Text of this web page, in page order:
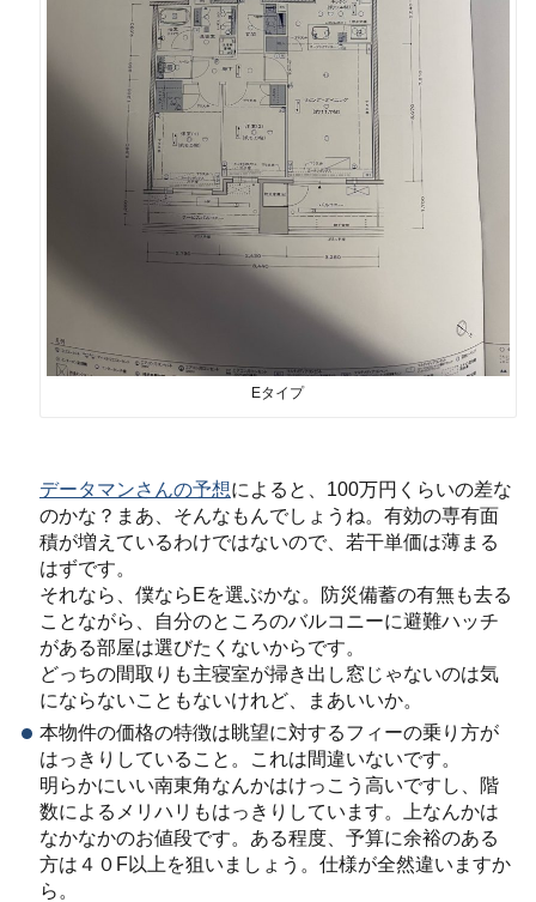
Eタイプ
データマンさんの予想によると、100万円くらいの差な
のかな？まあ、そんなもんでしょうね。有効の専有面
積が増えているわけではないので、若干単価は薄まる
はずです。
それなら、僕ならEを選ぶかな。防災備蓄の有無も去る
ことながら、自分のところのバルコニーに避難ハッチ
がある部屋は選びたくないからです。
どっちの間取りも主寝室が掃き出し窓じゃないのは気
にならないこともないけれど、まあいいか。
本物件の価格の特徴は眺望に対するフィーの乗り方が
はっきりしていること。これは間違いないです。
明らかにいい南東角なんかはけっこう高いですし、階
数によるメリハリもはっきりしています。上なんかは
なかなかのお値段です。ある程度、予算に余裕のある
方は４０F以上を狙いましょう。仕様が全然違いますか
ら。